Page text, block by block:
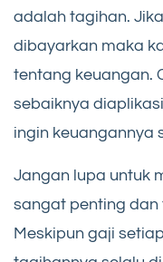
adalah tagihan.
dibayarkan maka
tentang keuangan.
sebaiknya
ingin keuangannya
Jangan lupa untuk
sangat penting dan
Meskipun gaji